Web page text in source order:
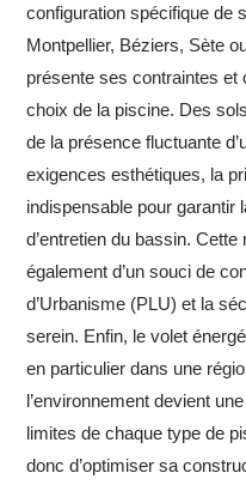
configuration spécifique de
Montpellier, Béziers, Sète
présente ses contraintes et
choix de la piscine. Des
de la présence fluctuante
exigences esthétiques, la
indispensable pour garantir
d’entretien du bassin.
également d’un souci de
d’Urbanisme (PLU) et la
serein. Enfin, le volet
en particulier dans une
l’environnement devient
limites de chaque type de
donc d’optimiser sa